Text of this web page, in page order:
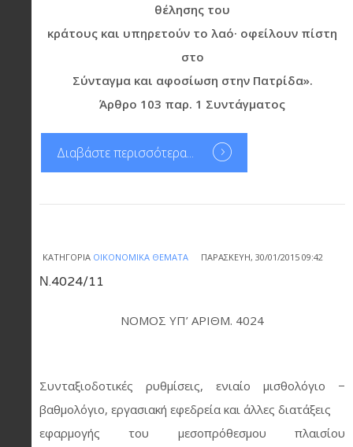
θέλησης του
κράτους και υπηρετούν το λαό· οφείλουν πίστη
στο
Σύνταγμα και αφοσίωση στην Πατρίδα».
Άρθρο 103 παρ. 1 Συντάγματος
Διαβάστε περισσότερα...
ΚΑΤΗΓΟΡΊΑ ΟΙΚΟΝΟΜΙΚΆ ΘΈΜΑΤΑ ΠΑΡΑΣΚΕΥΉ, 30/01/2015 09:42
Ν.4024/11
NOMOΣ ΥΠ’ ΑΡΙΘΜ. 4024
Συνταξιοδοτικές ρυθμίσεις, ενιαίο μισθολόγιο −
βαθμολόγιο, εργασιακή εφεδρεία και άλλες διατάξεις
εφαρμογής του μεσοπρόθεσμου πλαισίου